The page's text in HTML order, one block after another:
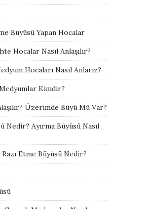
Büyüsü Yapan Hocalar
Hocalar Nasıl Anlaşılır?
Hocaları Nasıl Anlarız?
Kimdir?
Üzerimde Büyü Mü Var?
Nedir? Ayırma Büyüsü Nasıl
Etme Büyüsü Nedir?